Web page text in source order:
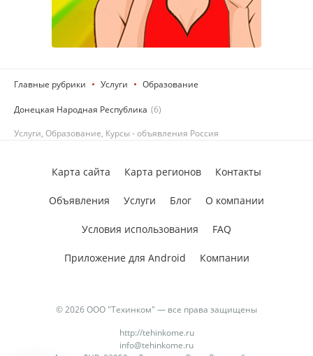
Главные рубрики Услуги Образование
Донецкая Народная Республика (6)
Услуги, Образование, Курсы - объявления Россия
© 2026 ООО "Техинком" — все права защищены
http://tehinkome.ru
info@tehinkome.ru
Карта сайта Карта регионов Контакты
Объявления Услуги Блог О компании
Условия использования FAQ
Приложение для Android Компании